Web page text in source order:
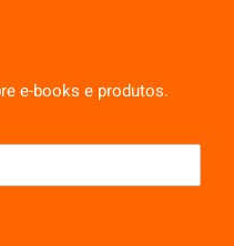
e-books e produtos.